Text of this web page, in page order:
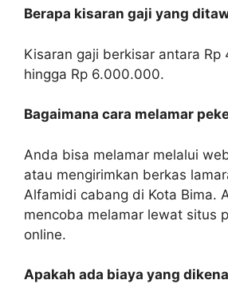
Berapa kisaran gaji yang
Kisaran gaji berkisar antara
hingga Rp 6.000.000.
Bagaimana cara melamar
Anda bisa melamar melalui
atau mengirimkan berkas
Alfamidi cabang di Kota Bima.
mencoba melamar lewat situs
online.
Apakah ada biaya yang